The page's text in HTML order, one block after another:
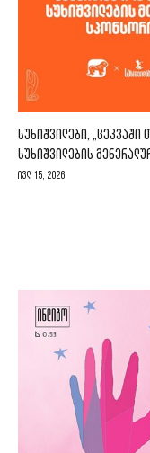
ᲡᲣᲮᲘᲨᲕᲘᲚᲔᲑᲘ,
ᲡᲣᲮᲘᲨᲕᲘᲚᲔᲑᲘᲡ
ივლ 15, 2026